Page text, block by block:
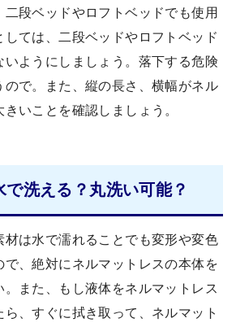
二段ベッドやロフトベッドでも使用
しては、二段ベッドやロフトベッド
いようにしましょう。落下する危険
ので。また、縦の長さ、横幅がネル
いことを確認しましょう。
洗える？丸洗い可能？
材は水で濡れることでも変形や変色
で、絶対にネルマットレスの本体を
また、もし液体をネルマットレス
、すぐに拭き取って、ネルマット